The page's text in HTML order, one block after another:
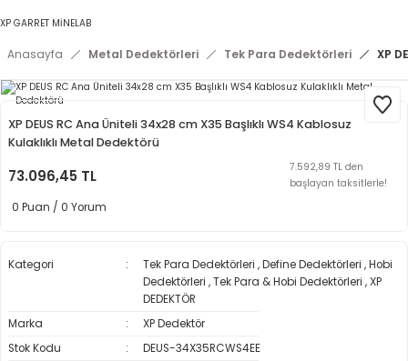
XP GARRET MİNELAB
Anasayfa Metal Dedektörleri Tek Para Dedektörleri XP
XP DEUS RC Ana Üniteli 34x28 cm X35 Başlıklı WS4 Kablosuz
Kulaklıklı Metal Dedektörü
73.096,45 TL
7.592,89 TL den
başlayan taksitlerle!
0 Puan / 0 Yorum
Kategori Tek Para Dedektörleri ,Define Dedektörleri ,Hobi
Dedektörleri ,Tek Para & Hobi Dedektörleri ,XP
DEDEKTÖR
Marka
XP Dedektör
Stok Kodu
DEUS-34X35RCWS4EE